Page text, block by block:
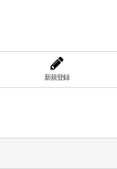
新規登録